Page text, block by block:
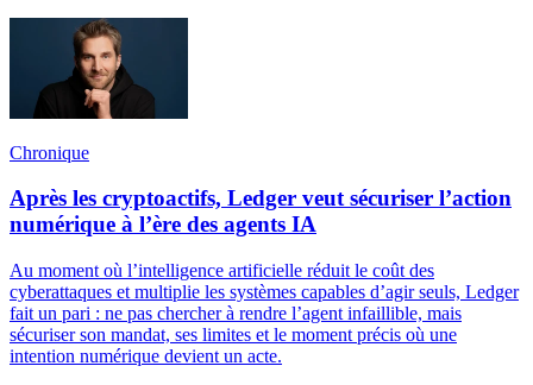
Chronique
Après les cryptoactifs, Ledger veut sécuriser l’action
numérique à l’ère des agents IA
Au moment où l’intelligence artificielle réduit le coût des
cyberattaques et multiplie les systèmes capables d’agir seuls, Ledger
fait un pari : ne pas chercher à rendre l’agent infaillible, mais
sécuriser son mandat, ses limites et le moment précis où une
intention numérique devient un acte.